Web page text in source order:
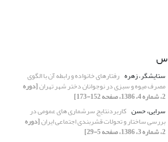
س
ستایشگر، زهره رفتارهای خانواده و رابطه آن با الگوی
مصرف میوه و سبزی در نوجوانان دختر شهر تهران[دوره
2، شماره 4، 1386، صفحه 152-173]
سرایی، حسن کاربردنتایج سرشماری های عمومی در
بررسی ساختار و تحولات قشربندی اجتماعی ایران[دوره
2، شماره 3، 1386، صفحه 5-29]